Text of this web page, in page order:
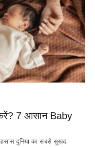
7 आसान Baby
दुनिया का सबसे सुखद